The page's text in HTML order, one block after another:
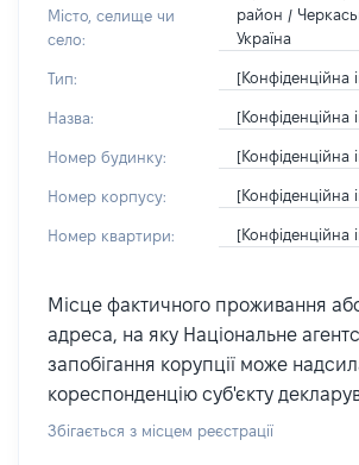
Місто, селище чи
село:
район /
Україна
Тип: [Конфіденційна
Назва: [Конфіденційна
Номер будинку: [Конфіденційна
Номер корпусу: [Конфіденційна
Номер квартири: [Конфіденційна
Місце фактичного проживання
адреса, на яку Національне
запобігання корупції може
кореспонденцію суб'єкту
Збігається з місцем реєстрації